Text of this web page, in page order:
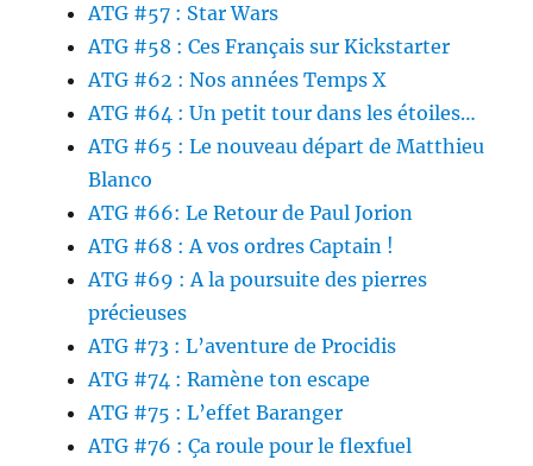
ATG #57 : Star Wars
ATG #58 : Ces Français sur Kickstarter
ATG #62 : Nos années Temps X
ATG #64 : Un petit tour dans les étoiles…
ATG #65 : Le nouveau départ de Matthieu
Blanco
ATG #66: Le Retour de Paul Jorion
ATG #68 : A vos ordres Captain !
ATG #69 : A la poursuite des pierres
précieuses
ATG #73 : L’aventure de Procidis
ATG #74 : Ramène ton escape
ATG #75 : L’effet Baranger
ATG #76 : Ça roule pour le flexfuel